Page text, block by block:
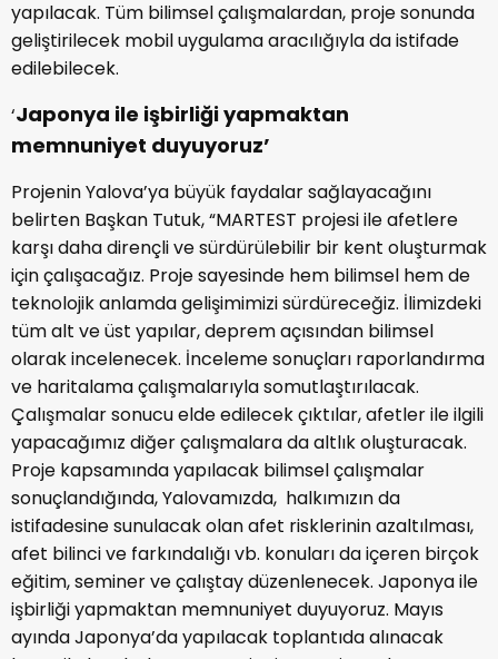
yapılacak. Tüm bilimsel çalışmalardan, proje sonunda
geliştirilecek mobil uygulama aracılığıyla da istifade
edilebilecek.
‘Japonya ile işbirliği yapmaktan
memnuniyet duyuyoruz’
Projenin Yalova’ya büyük faydalar sağlayacağını
belirten Başkan Tutuk, “MARTEST projesi ile afetlere
karşı daha dirençli ve sürdürülebilir bir kent oluşturmak
için çalışacağız. Proje sayesinde hem bilimsel hem de
teknolojik anlamda gelişimimizi sürdüreceğiz. İlimizdeki
tüm alt ve üst yapılar, deprem açısından bilimsel
olarak incelenecek. İnceleme sonuçları raporlandırma
ve haritalama çalışmalarıyla somutlaştırılacak.
Çalışmalar sonucu elde edilecek çıktılar, afetler ile ilgili
yapacağımız diğer çalışmalara da altlık oluşturacak.
Proje kapsamında yapılacak bilimsel çalışmalar
sonuçlandığında, Yalovamızda, halkımızın da
istifadesine sunulacak olan afet risklerinin azaltılması,
afet bilinci ve farkındalığı vb. konuları da içeren birçok
eğitim, seminer ve çalıştay düzenlenecek. Japonya ile
işbirliği yapmaktan memnuniyet duyuyoruz. Mayıs
ayında Japonya’da yapılacak toplantıda alınacak